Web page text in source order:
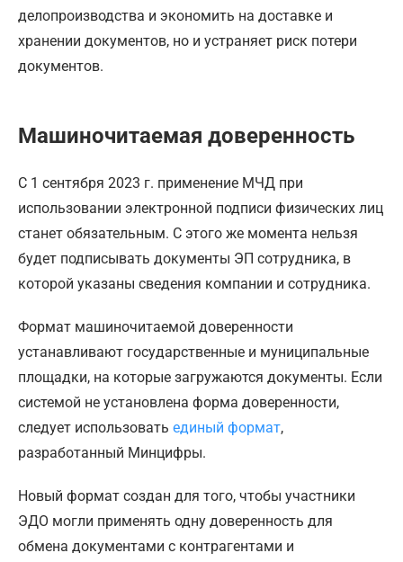
делопроизводства и экономить на доставке и
хранении документов, но и устраняет риск потери
документов.
Машиночитаемая доверенность
С 1 сентября 2023 г. применение МЧД при
использовании электронной подписи физических лиц
станет обязательным. С этого же момента нельзя
будет подписывать документы ЭП сотрудника, в
которой указаны сведения компании и сотрудника.
Формат машиночитаемой доверенности
устанавливают государственные и муниципальные
площадки, на которые загружаются документы. Если
системой не установлена форма доверенности,
следует использовать единый формат,
разработанный Минцифры.
Новый формат создан для того, чтобы участники
ЭДО могли применять одну доверенность для
обмена документами с контрагентами и